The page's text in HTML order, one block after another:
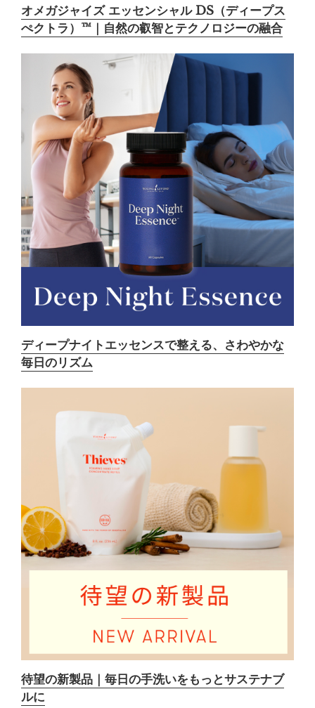
オメガジャイズ エッセンシャル DS（ディープス
ぺクトラ）™｜自然の叡智とテクノロジーの融合
ディープナイトエッセンスで整える、さわやかな
毎日のリズム
待望の新製品｜毎日の手洗いをもっとサステナブ
ルに